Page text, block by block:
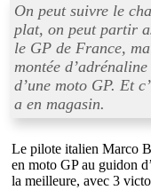
On peut suivre le
plat, on peut partir
le GP de France,
montée
d’une moto GP. Et
a en magasin.
Le pilote italien Marco
en moto GP au guidon
la meilleure, avec 3